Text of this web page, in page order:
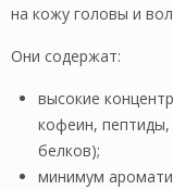
на кожу головы и
Они содержат:
высокие
кофеин, пептиды,
белков);
минимум